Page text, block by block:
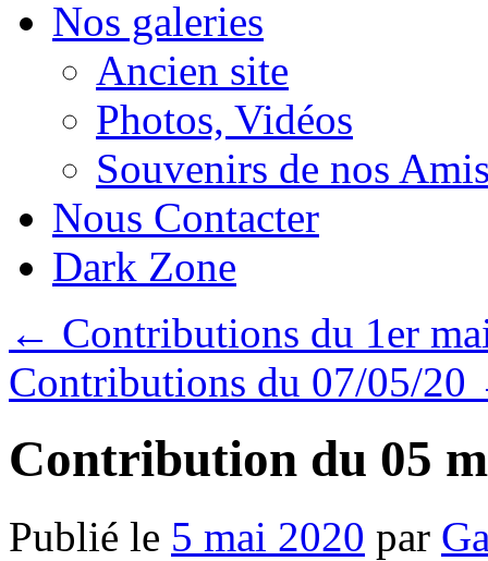
Nos galeries
Ancien site
Photos, Vidéos
Souvenirs de nos
Nous Contacter
Dark Zone
← Contributions du 1er
Contributions du 07/05/20
Contribution du 05
Publié le 5 mai 2020 par